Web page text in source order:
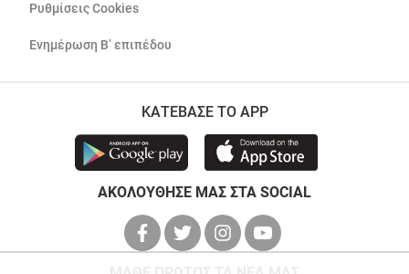
Ρυθμίσεις Cookies
Ενημέρωση Β’ επιπέδου
ΚΑΤΕΒΑΣΕ ΤΟ APP
ΑΚΟΛΟΥΘΗΣΕ ΜΑΣ ΣΤΑ SOCIAL